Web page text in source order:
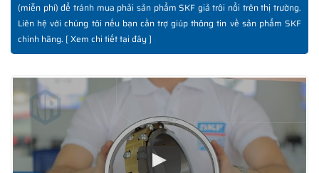
(miễn phí) để tránh mua phải sản phẩm SKF giả trôi nổi trên thị trường.
Liên hệ với chúng tôi nếu bạn cần trợ giúp thông tin về sản phẩm SKF
chính hãng. [Xem chi tiết tại đây]